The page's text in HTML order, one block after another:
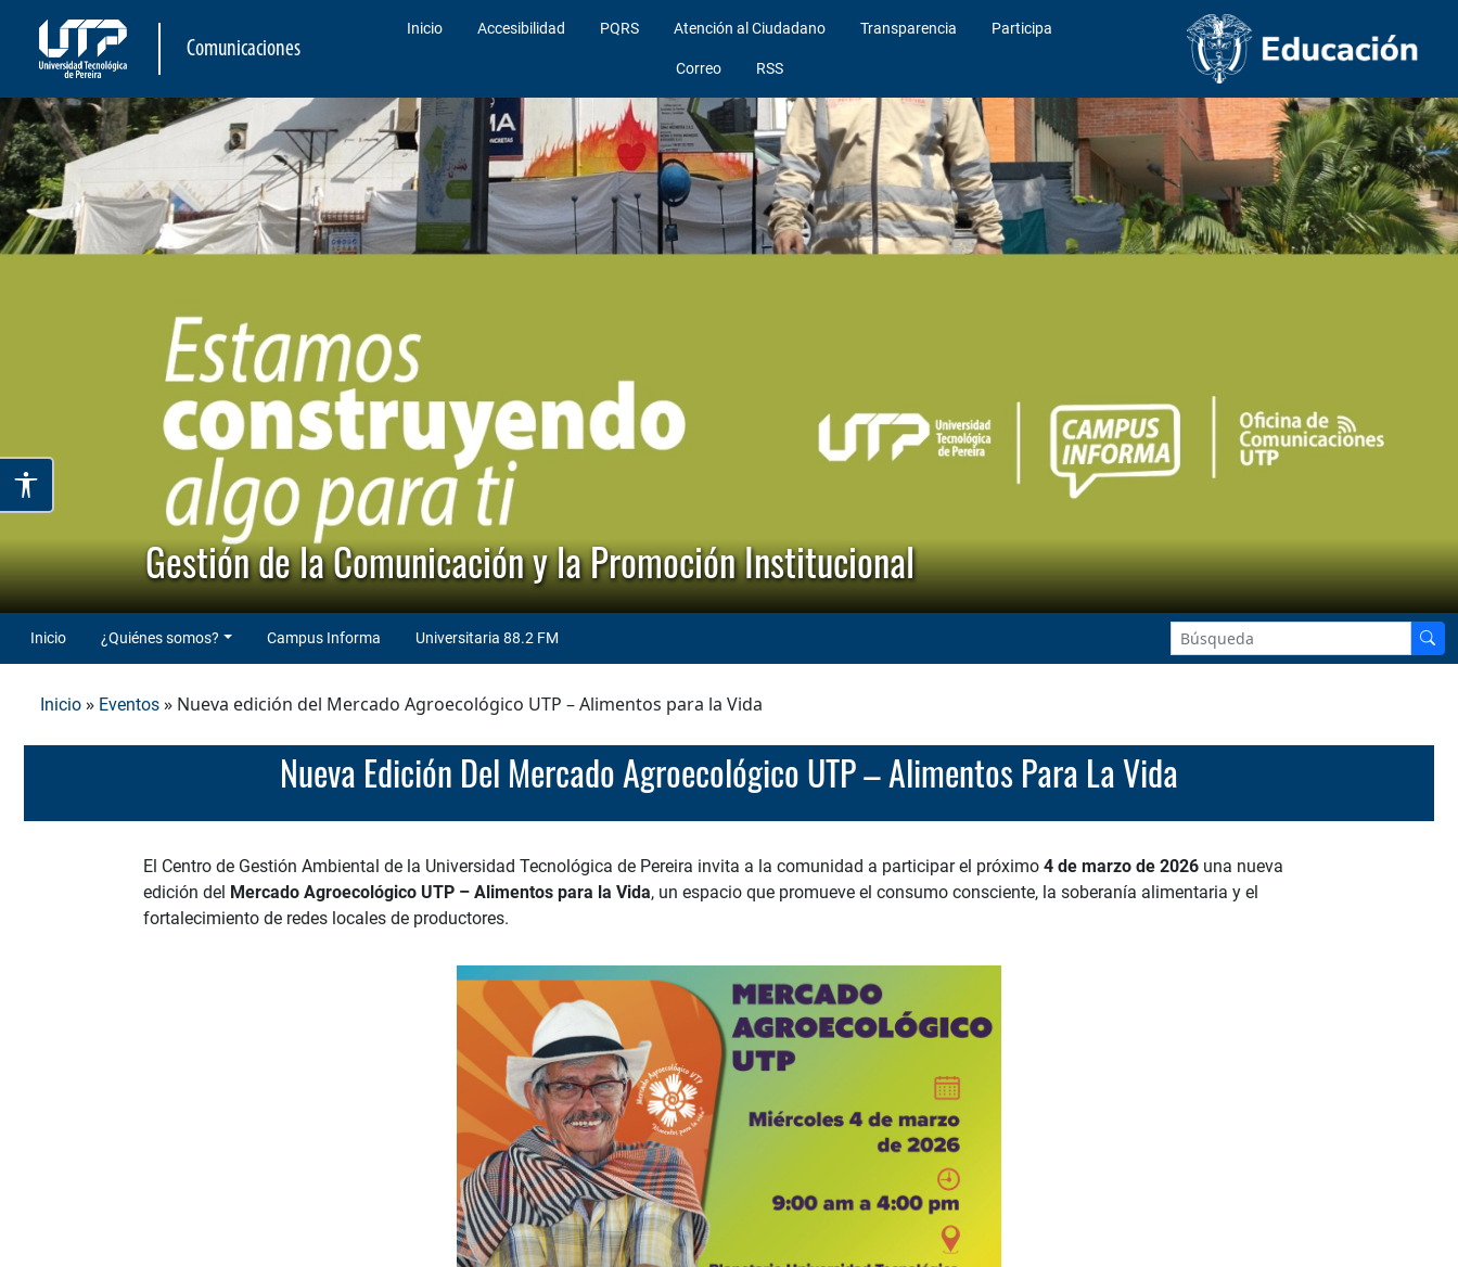
Comunicaciones
Inicio Accesibilidad PQRS Atención al Ciudadano Transparencia Participa
Correo RSS
Gestión de la Comunicación y la Promoción Institucional
Inicio ¿Quiénes somos? Campus Informa Universitaria 88.2 FM
Inicio » Eventos » Nueva edición del Mercado Agroecológico UTP – Alimentos para la Vida
Nueva Edición Del Mercado Agroecológico UTP – Alimentos Para La Vida
El Centro de Gestión Ambiental de la Universidad Tecnológica de Pereira invita a la comunidad a participar el próximo 4 de marzo de 2026 una nueva
edición del Mercado Agroecológico UTP – Alimentos para la Vida, un espacio que promueve el consumo consciente, la soberanía alimentaria y el
fortalecimiento de redes locales de productores.